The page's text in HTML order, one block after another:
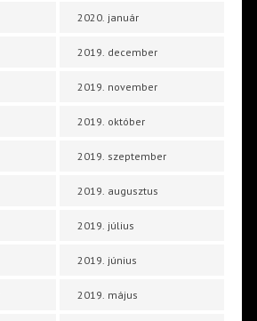
2020. január
2019. december
2019. november
2019. október
2019. szeptember
2019. augusztus
2019. július
2019. június
2019. május